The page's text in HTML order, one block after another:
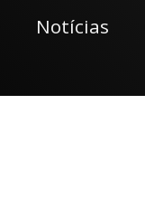
Notícias